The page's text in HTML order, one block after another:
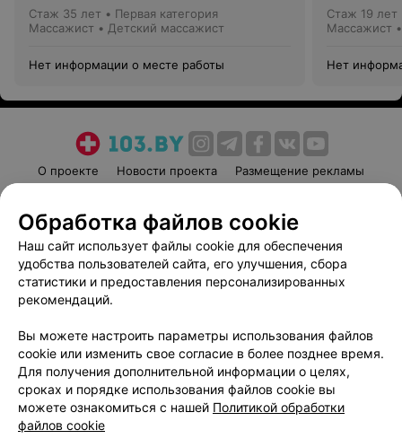
Стаж 35 лет • Первая категория
Массажист • Детский массажист
Нет информации о месте работы
Стаж 19 лет
Массажист
Нет
О проекте Новости проекта
Размещение рекламы
Пользовательское соглашение
Способы оплаты
Вакансии
Партнеры
Написать руководителю 103.by
Обработка персональных данных
Обработка файлов cookie
Наш сайт использует файлы cookie для обеспечения
удобства пользователей сайта, его улучшения, сбора
статистики и предоставления персонализированных
рекомендаций.
Вы можете настроить параметры использования файлов
cookie или изменить свое согласие в более позднее время.
Для получения дополнительной информации о целях,
сроках и порядке использования файлов cookie вы
можете ознакомиться с нашей Политикой обработки
файлов cookie